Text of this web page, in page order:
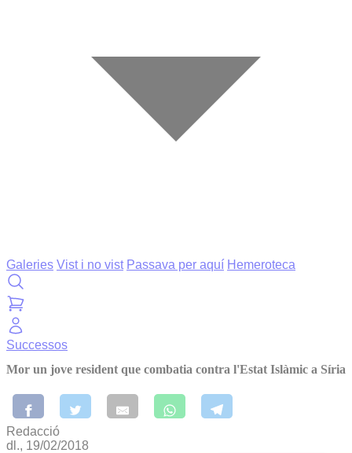
Galeries Vist i no vist Passava per aquí Hemeroteca
Successos
Mor un jove resident que combatia contra l'Estat Islàmic a Síria
Redacció
dl., 19/02/2018